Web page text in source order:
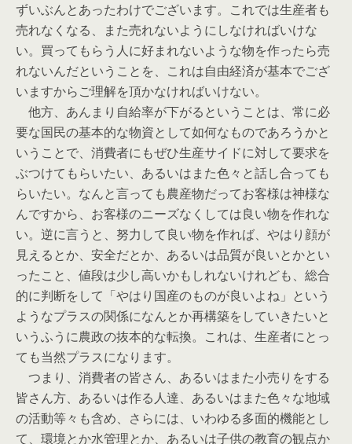
ずいぶんとあったわけでございます。これでは生産者も
売れなくなる、また売れないようにしなければいけな
い。買ってもらう人に好まれないような物を作ったら売
れないんだということを、これは自由経済が基本でござ
いますからご理解を頂かなければいけない。
他方、あんまり自給率が下がるということは、常に必
要な国民の基本的な物資として如何なものであろうかと
いうことで、消費者にもぜひ生産サイドに対して要求を
ぶつけてもらいたい、あるいはまた色々と話し合っても
らいたい。なんと言っても農産物だってお客様は神様な
んですから、お客様のニーズなくしては良い物を作れな
い。逆に言うと、努力して良い物を作れば、やはり顔が
見えるとか、安全だとか、あるいは品質が良いとかとい
ったこと、値段は少し高いかもしれないけれども、総合
的に判断をして「やはり国産のものが良いよね」という
ようなプラスの関係になんとか再構築をしていきたいと
いうふうに農政の抜本的な転換。これは、生産者にとっ
ても当然プラスになります。
つまり、消費者の皆さん、あるいはまた小売りをする
皆さん方、あるいは作る人達、あるいはまた色々な地域
の活動等々も含め、さらには、いわゆる多面的機能とし
て、環境とか水管理とか、あるいは子供の教育の観点か